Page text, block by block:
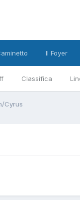
Classifica
Il Foyer
Cyrus